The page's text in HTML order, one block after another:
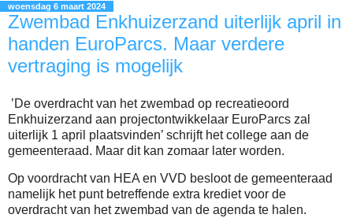
woensdag 6 maart 2024
Zwembad Enkhuizerzand uiterlijk april in
handen EuroParcs. Maar verdere
vertraging is mogelijk
’De overdracht van het zwembad op recreatieoord
Enkhuizerzand aan projectontwikkelaar EuroParcs zal
uiterlijk 1 april plaatsvinden’ schrijft het college aan de
gemeenteraad. Maar dit kan zomaar later worden.
Op voordracht van HEA en VVD besloot de gemeenteraad
namelijk het punt betreffende extra krediet voor de
overdracht van het zwembad van de agenda te halen.